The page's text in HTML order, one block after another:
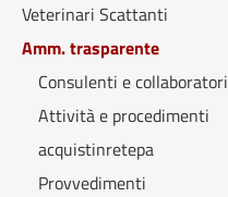
Veterinari Scattanti
Amm. trasparente
Consulenti e collaboratori
Attività e procedimenti
acquistinretepa
Provvedimenti